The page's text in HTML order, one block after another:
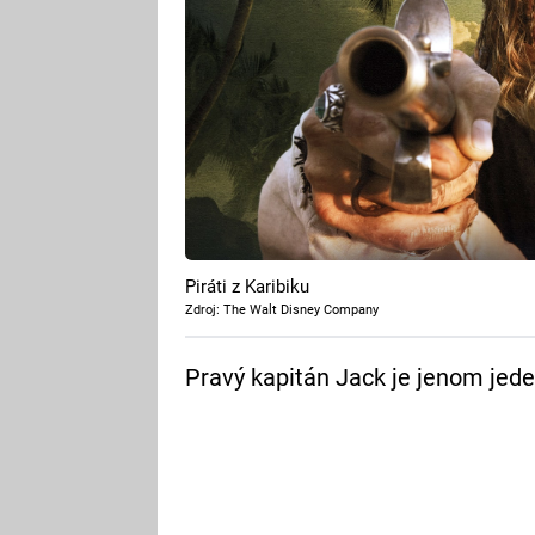
Piráti z Karibiku
Zdroj: The Walt Disney Company
Pravý kapitán Jack je jenom